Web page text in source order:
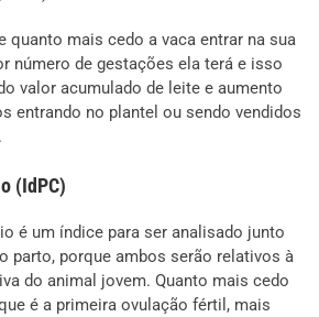
quanto mais cedo a vaca entrar na sua
número de gestações ela terá e isso
valor acumulado de leite e aumento
entrando no plantel ou sendo vendidos
(IdPC)
é um índice para ser analisado junto
parto, porque ambos serão relativos à
do animal jovem. Quanto mais cedo
é a primeira ovulação fértil, mais